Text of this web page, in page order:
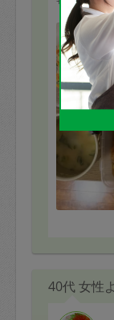
ねっとりタ
次回も楽し
もっと見る
40代 女性